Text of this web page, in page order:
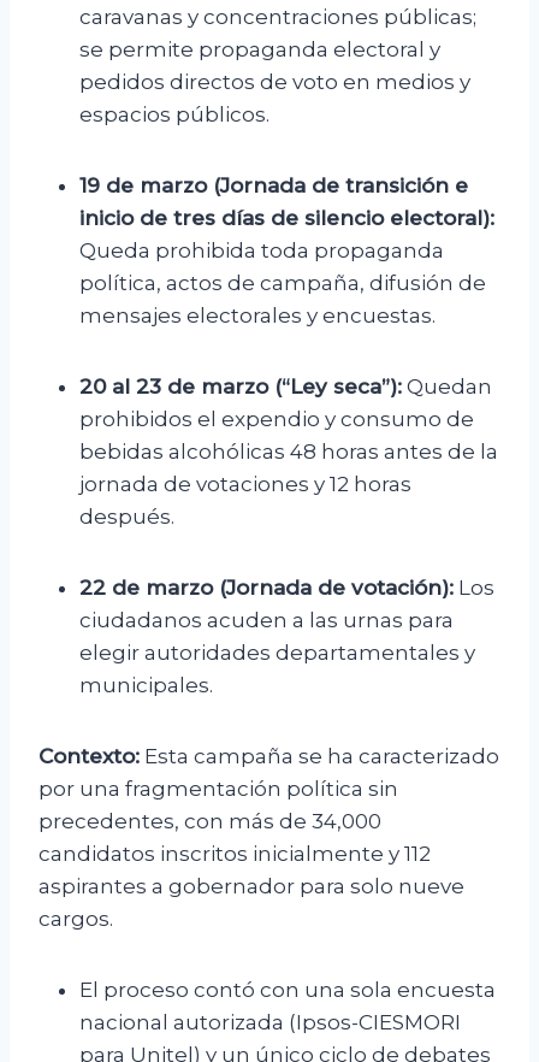
caravanas y concentraciones públicas;
se permite propaganda electoral y
pedidos directos de voto en medios y
espacios públicos.
19 de marzo (Jornada de transición e
inicio de tres días de silencio electoral):
Queda prohibida toda propaganda
política, actos de campaña, difusión de
mensajes electorales y encuestas.
20 al 23 de marzo (“Ley seca”): Quedan
prohibidos el expendio y consumo de
bebidas alcohólicas 48 horas antes de la
jornada de votaciones y 12 horas
después.
22 de marzo (Jornada de votación): Los
ciudadanos acuden a las urnas para
elegir autoridades departamentales y
municipales.
Contexto: Esta campaña se ha caracterizado
por una fragmentación política sin
precedentes, con más de 34,000
candidatos inscritos inicialmente y 112
aspirantes a gobernador para solo nueve
cargos.
El proceso contó con una sola encuesta
nacional autorizada (Ipsos-CIESMORI
para Unitel) y un único ciclo de debates